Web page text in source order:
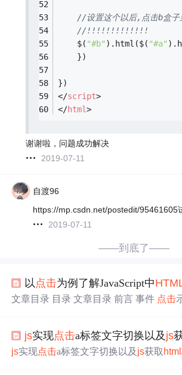
//设置这个以后,点击b盒
//!!!!!!!!!!!!!
    $(
"#b" ).html($( "#a"
    })
})
</script>
</html>
谢谢啦，问题成功解决
2019-07-11
自渡96
https://mp.csdn.net/postedit/95461605
2019-07-11
——到底了——
以 点击为例了解JavaScript中
文章目录 目录 文章目录 前言 事件 点击
子 前言 大家好，我是遇见ice。 个人主页：遇见ice的博客
本文主要是以点击事件为例，讲了一些
js实现点击a标签文字切换以及 js
js实现点击a标签文字切换以及 js获取 html